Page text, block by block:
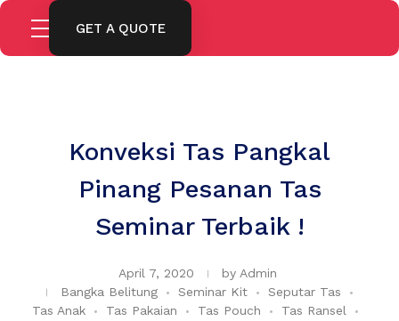
GET A QUOTE
Konveksi Tas Pangkal
Pinang Pesanan Tas
Seminar Terbaik !
April 7, 2020 by Admin
Bangka Belitung
Seminar Kit
Seputar Tas
Tas Anak
Tas Pakaian Tas Pouch
Tas Ransel